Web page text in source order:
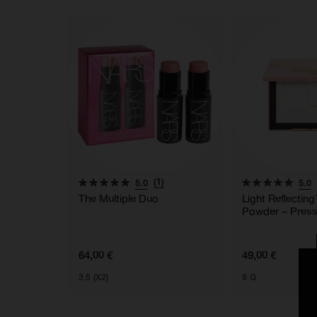
5.0 (1)
The Multiple Duo
64,00 €
3,5 (X2)
5.0
Light
Powder –
49,00 €
9 G